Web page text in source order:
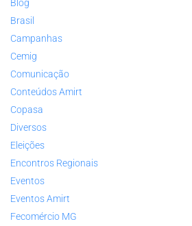
Blog
Brasil
Campanhas
Cemig
Comunicação
Conteúdos Amirt
Copasa
Diversos
Eleições
Encontros Regionais
Eventos
Eventos Amirt
Fecomércio MG